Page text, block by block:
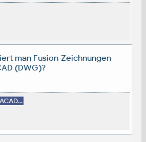
man Fusion-Zeichnungen
(DWG)?
ACAD...